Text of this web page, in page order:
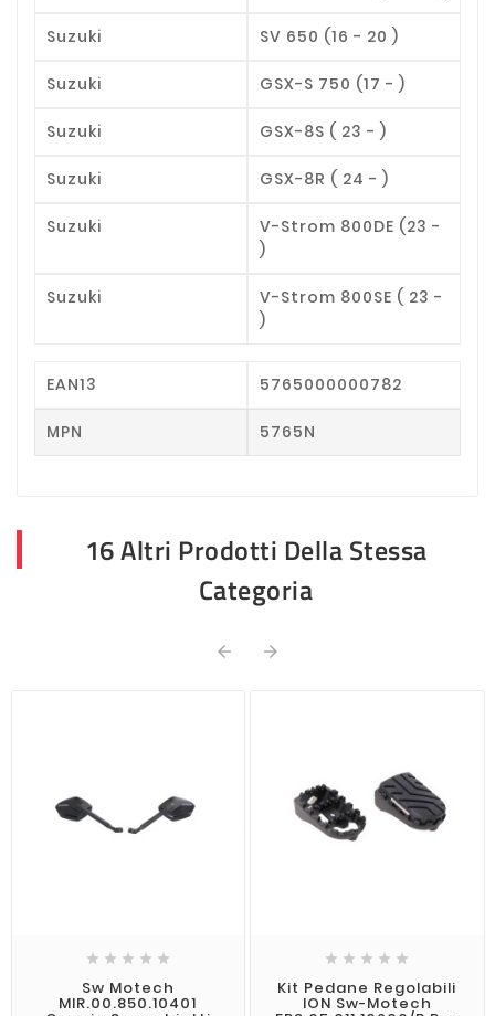
Suzuki SV 650 (16 - 20 )
Suzuki GSX-S 750 (17 - )
Suzuki GSX-8S ( 23 - )
Suzuki GSX-8R ( 24 - )
Suzuki
V-Strom 800DE (23 -
)
Suzuki
V-Strom 800SE ( 23 -
)
EAN13 5765000000782
MPN 5765N
16 Altri Prodotti Della Stessa
Categoria
 
    
Sw Motech
MIR.00.850.10401
    
Kit Pedane Regolabili
ION Sw-Motech